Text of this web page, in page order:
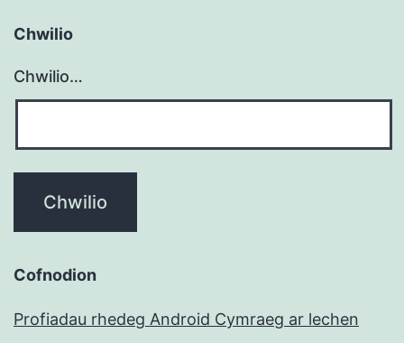
Chwilio
Chwilio…
Cofnodion
Profiadau rhedeg Android Cymraeg ar lechen